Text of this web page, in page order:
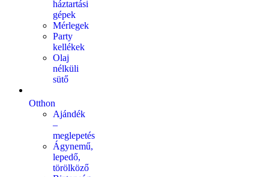
háztartási
gépek
Mérlegek
Party
kellékek
Olaj
nélküli
sütő
Otthon
Ajándék
–
meglepetés
Ágynemű,
lepedő,
törölköző